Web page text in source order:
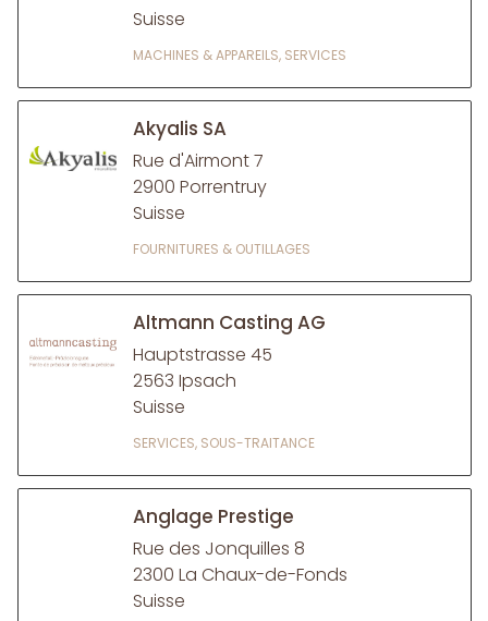
Suisse
MACHINES & APPAREILS, SERVICES
Akyalis SA
Rue d'Airmont 7
2900 Porrentruy
Suisse
FOURNITURES & OUTILLAGES
Altmann Casting AG
Hauptstrasse 45
2563 Ipsach
Suisse
SERVICES, SOUS-TRAITANCE
Anglage Prestige
Rue des Jonquilles 8
2300 La Chaux-de-Fonds
Suisse